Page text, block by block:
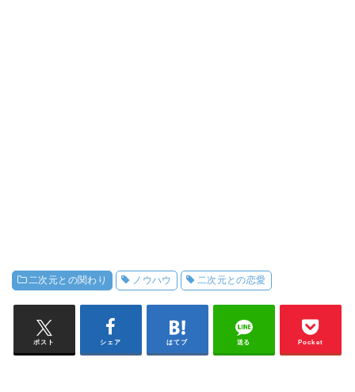
二次元との関わり ノウハウ 二次元との恋愛
ポスト シェア はてブ 送る Pocket